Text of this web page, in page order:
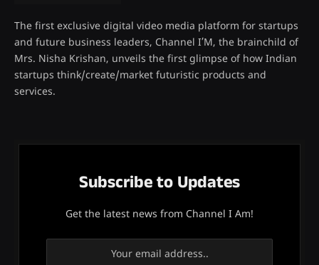
The first exclusive digital video media platform for startups
and future business leaders, Channel I’M, the brainchild of
Mrs. Nisha Krishan, unveils the first glimpse of how Indian
startups think/create/market futuristic products and
services.
Subscribe to Updates
Get the latest news from Channel I Am!